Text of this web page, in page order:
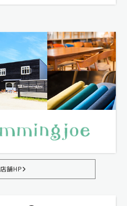
店舗HP